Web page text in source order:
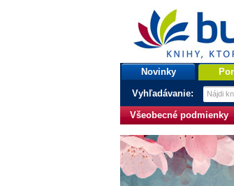
bux.sk
knihy, ktorými žijete
Úvodná stránka
Novinky
Vyhľadávanie:
Všeobecné podmienky